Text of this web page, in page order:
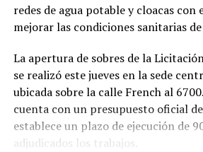
redes de agua potable y cloacas con
mejorar las condiciones sanitarias
La apertura de sobres de la
se realizó este jueves en la sede
ubicada sobre la calle French al
cuenta con un presupuesto oficial
establece un plazo de ejecución de
adjudicados los trabajos.